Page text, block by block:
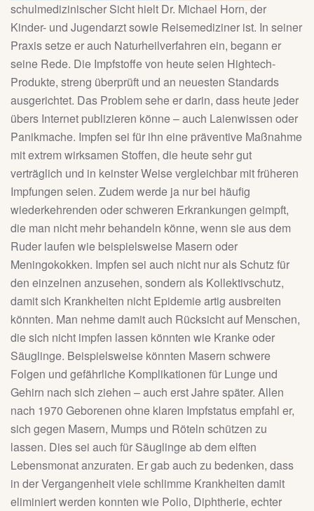
schulmedizinischer Sicht hielt Dr. Michael Horn, der
Kinder- und Jugendarzt sowie Reisemediziner ist. In seiner
Praxis setze er auch Naturheilverfahren ein, begann er
seine Rede. Die Impfstoffe von heute seien Hightech-
Produkte, streng überprüft und an neuesten Standards
ausgerichtet. Das Problem sehe er darin, dass heute jeder
übers Internet publizieren könne – auch Laienwissen oder
Panikmache. Impfen sei für ihn eine präventive Maßnahme
mit extrem wirksamen Stoffen, die heute sehr gut
verträglich und in keinster Weise vergleichbar mit früheren
Impfungen seien. Zudem werde ja nur bei häufig
wiederkehrenden oder schweren Erkrankungen geimpft,
die man nicht mehr behandeln könne, wenn sie aus dem
Ruder laufen wie beispielsweise Masern oder
Meningokokken. Impfen sei auch nicht nur als Schutz für
den einzelnen anzusehen, sondern als Kollektivschutz,
damit sich Krankheiten nicht Epidemie artig ausbreiten
könnten. Man nehme damit auch Rücksicht auf Menschen,
die sich nicht impfen lassen könnten wie Kranke oder
Säuglinge. Beispielsweise könnten Masern schwere
Folgen und gefährliche Komplikationen für Lunge und
Gehirn nach sich ziehen – auch erst Jahre später. Allen
nach 1970 Geborenen ohne klaren Impfstatus empfahl er,
sich gegen Masern, Mumps und Röteln schützen zu
lassen. Dies sei auch für Säuglinge ab dem elften
Lebensmonat anzuraten. Er gab auch zu bedenken, dass
in der Vergangenheit viele schlimme Krankheiten damit
eliminiert werden konnten wie Polio, Diphtherie, echter